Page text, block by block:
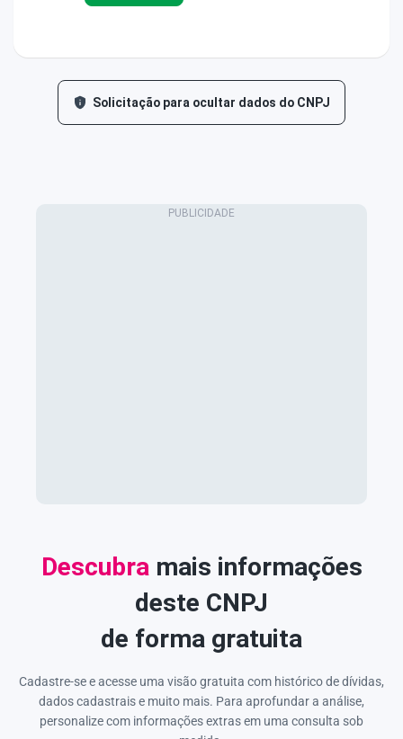
Solicitação para ocultar dados do CNPJ
Descubra mais informações
deste CNPJ
de forma gratuita
Cadastre-se e acesse uma visão gratuita com histórico de dívidas,
dados cadastrais e muito mais. Para aprofundar a análise,
personalize com informações extras em uma consulta sob